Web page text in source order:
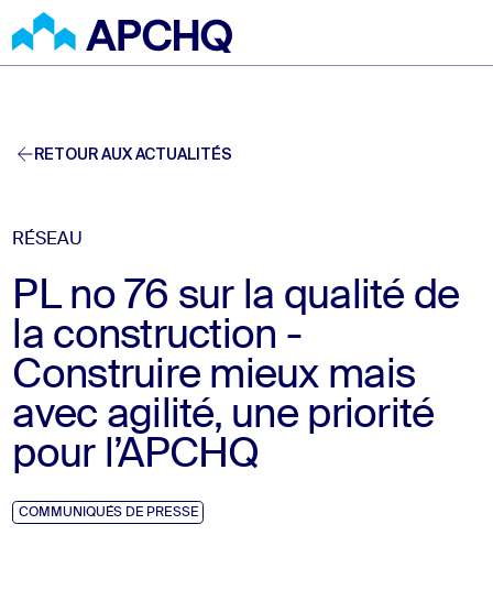
RETOUR AUX ACTUALITÉS
RÉSEAU
PL no 76 sur la qualité de
la construction -
Construire mieux mais
avec agilité, une priorité
pour l’APCHQ
COMMUNIQUÉS DE PRESSE